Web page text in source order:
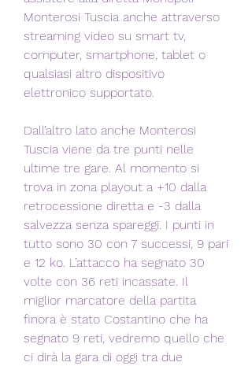
Monterosi Tuscia anche attraverso
streaming video su smart tv,
computer, smartphone, tablet o
qualsiasi altro dispositivo
elettronico supportato.
Dall’altro lato anche Monterosi
Tuscia viene da tre punti nelle
ultime tre gare. Al momento si
trova in zona playout a +10 dalla
retrocessione diretta e -3 dalla
salvezza senza spareggi. I punti in
tutto sono 30 con 7 successi, 9 pari
e 12 ko. L’attacco ha segnato 30
volte con 36 reti incassate. Il
miglior marcatore della partita
finora è stato Costantino che ha
segnato 9 reti, vedremo quello che
ci dirà la gara di oggi tra due